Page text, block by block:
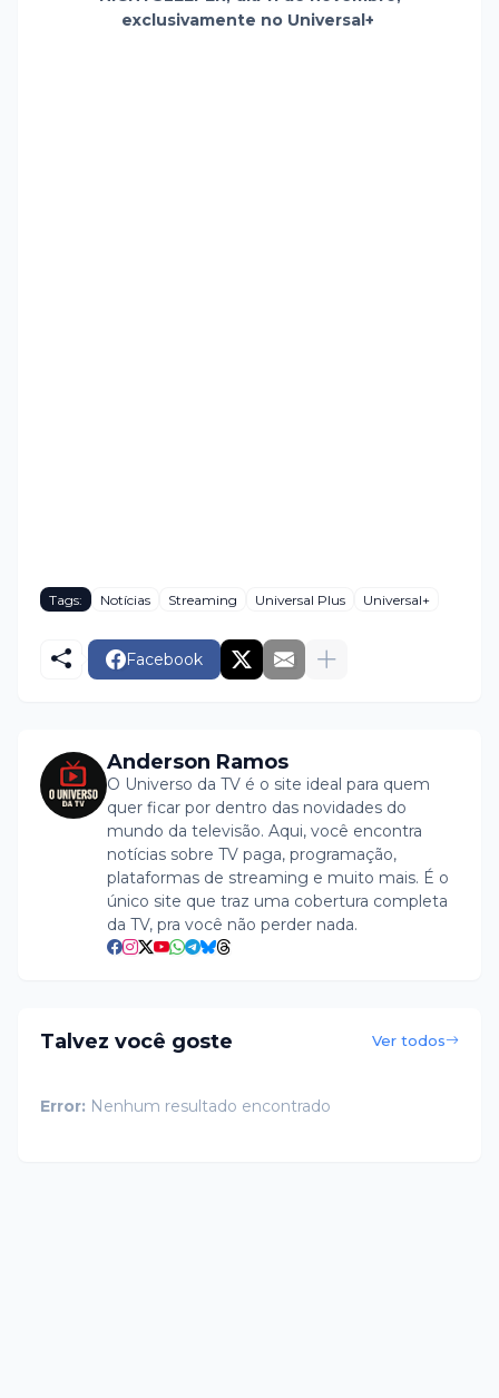
exclusivamente no Universal+
Tags: Notícias Streaming Universal Plus Universal+
Facebook
Anderson Ramos
O Universo da TV é o site ideal para quem
quer ficar por dentro das novidades do
mundo da televisão. Aqui, você encontra
notícias sobre TV paga, programação,
plataformas de streaming e muito mais. É o
único site que traz uma cobertura completa
da TV, pra você não perder nada.
Talvez você goste Ver todos
Error: Nenhum resultado encontrado